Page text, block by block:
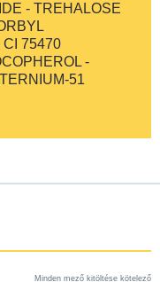
- TREHALOSE
CI 75470
-
51
Minden mező kitöltése kötelező